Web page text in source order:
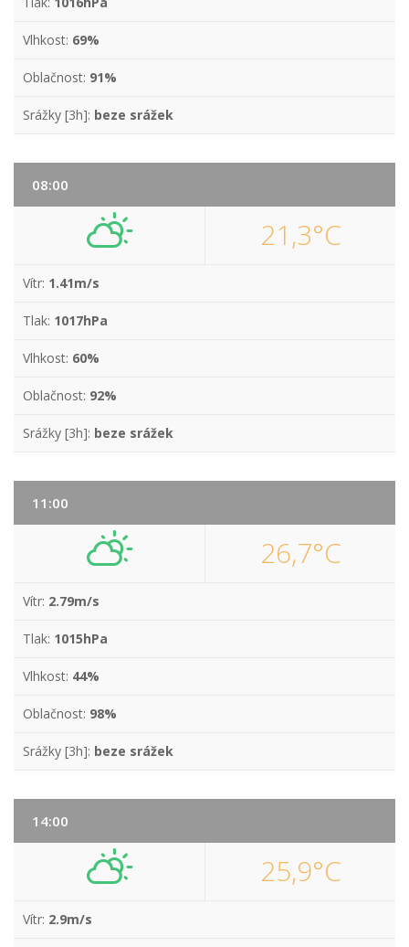
Vlhkost: 69%
Oblačnost: 91%
Srážky [3h]: beze srážek
08:00
21,3°C
Vítr: 1.41m/s
Tlak: 1017hPa
Vlhkost: 60%
Oblačnost: 92%
Srážky [3h]: beze srážek
11:00
26,7°C
Vítr: 2.79m/s
Tlak: 1015hPa
Vlhkost: 44%
Oblačnost: 98%
Srážky [3h]: beze srážek
14:00
25,9°C
Vítr: 2.9m/s